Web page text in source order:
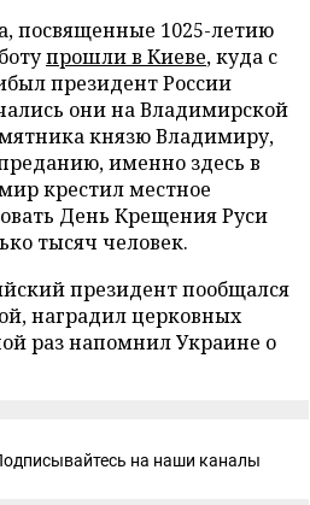
посвященные 1025-летию
прошли в Киеве, куда с
президент России
они на Владимирской
князю Владимиру,
именно здесь в
крестил местное
День Крещения Руси
тысяч человек.
президент пообщался
наградил церковных
раз напомнил Украине о
на наши каналы